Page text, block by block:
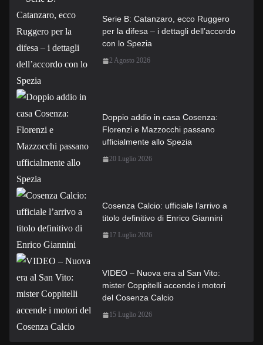
Serie B: Catanzaro, ecco Ruggero
per la difesa – i dettagli dell’accordo
con lo Spezia
2 Agosto 2026
Doppio addio in casa Cosenza:
Florenzi e Mazzocchi passano
ufficialmente allo Spezia
20 Luglio 2026
Cosenza Calcio: ufficiale l’arrivo a
titolo definitivo di Enrico Giannini
17 Luglio 2026
VIDEO – Nuova era al San Vito:
mister Coppitelli accende i motori
del Cosenza Calcio
15 Luglio 2026